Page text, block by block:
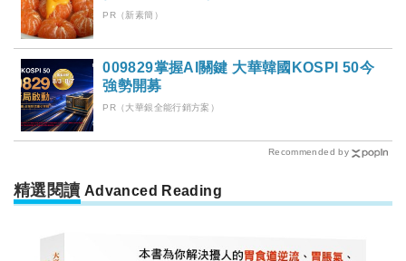
PR（新素簡）
009829掌握AI關鍵 大華韓國KOSPI 50今
強勢開募
PR（大華銀全能行銷方案）
Recommended by
精選閱讀 Advanced Reading